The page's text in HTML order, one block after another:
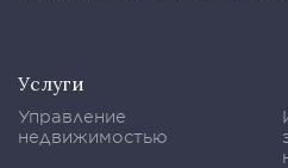
Услуги
Управление
недвижимостью